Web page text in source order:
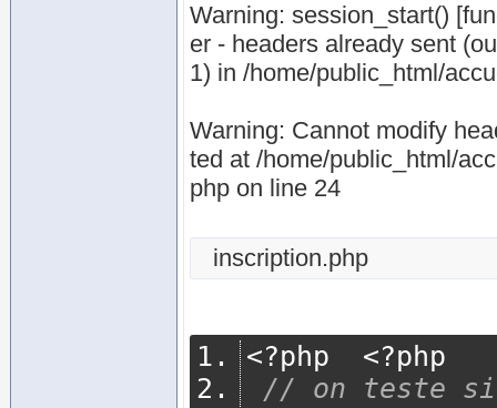
Warning: session_start()
er - headers already sent
1) in /home/public_html/
Warning: Cannot modify
ted at /home/public_html/
php on line 24
inscription.php
<?php <?php
// on teste si